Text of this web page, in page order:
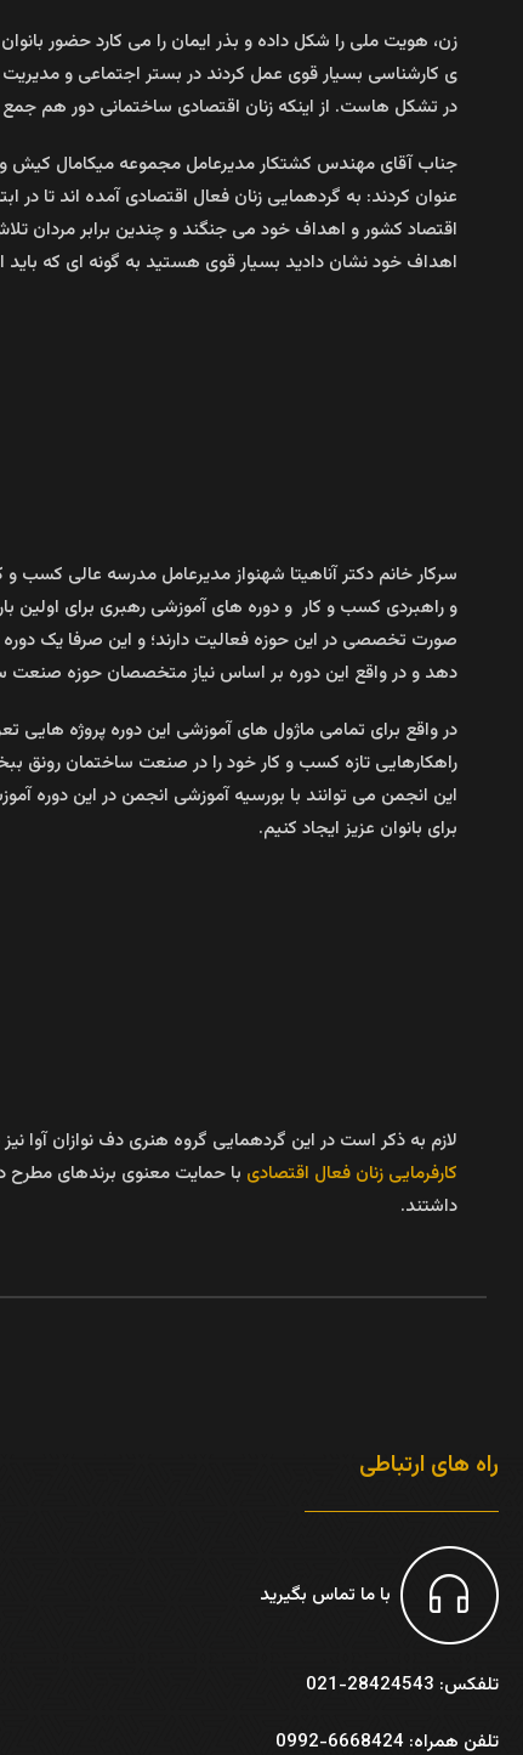
ی کارشناسی بسیار قوی عمل کردند در بستر اجتماعی و
در تشکل هاست. از اینکه زنان اقتصادی ساختمانی دور هم
عنوان کردند: به گردهمایی زنان فعال اقتصادی آمده اند تا در
اقتصاد کشور و اهداف خود می جنگند و چندین برابر مردان
اهداف خود نشان دادید بسیار قوی هستید به گونه ای که باید
سرکار خانم دکتر آناهیتا شهنواز مدیرعامل مدرسه عالی
و راهبردی کسب و کار و دوره های آموزشی رهبری برای
صورت تخصصی در این حوزه فعالیت دارند؛ و این صرفا یک
دهد و در واقع این دوره بر اساس نیاز متخصصان حوزه صنعت
در واقع برای تمامی ماژول های آموزشی این دوره پروژه
راهکارهایی تازه کسب و کار خود را در صنعت ساختمان رونق
این انجمن می توانند با بورسیه آموزشی انجمن در این دوره
برای بانوان عزیز ایجاد کنیم.
لازم به ذکر است در این گردهمایی گروه هنری دف نوازان آوا
کارفرمایی زنان فعال اقتصادی با حمایت معنوی برندهای مطرح
داشتند.
راه های ارتباطی
با ما تماس بگیرید
تلفکس: 28424543-021
تلفن همراه: 6668424-0992